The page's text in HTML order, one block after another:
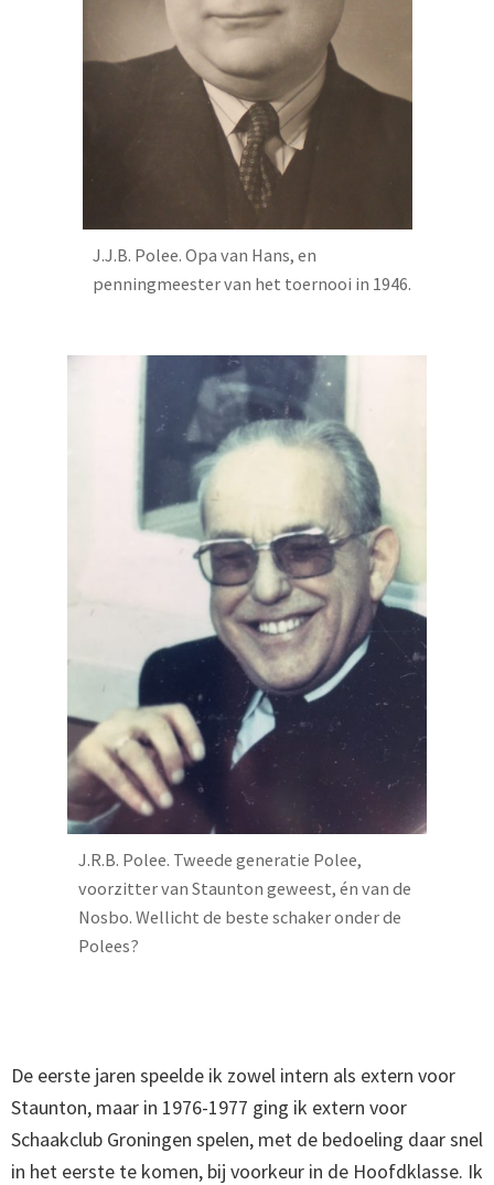
J.J.B. Polee. Opa van Hans, en
penningmeester van het toernooi in 1946.
J.R.B. Polee. Tweede generatie Polee,
voorzitter van Staunton geweest, én van de
Nosbo. Wellicht de beste schaker onder de
Polees?
De eerste jaren speelde ik zowel intern als extern voor
Staunton, maar in 1976-1977 ging ik extern voor
Schaakclub Groningen spelen, met de bedoeling daar snel
in het eerste te komen, bij voorkeur in de Hoofdklasse. Ik